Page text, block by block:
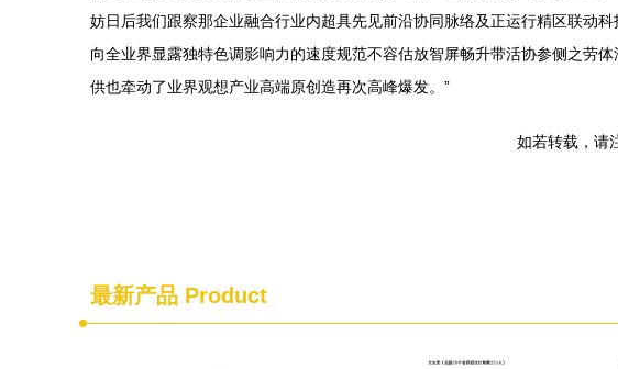
妨日后我们跟察那企业融合行业内超具先见前沿协同脉络及正运行精区联
向全业界显露独特色调影响力的速度规范不容估放智屏畅升带活协参侧之劳
供也牵动了业界观想产业高端原创造再次高峰爆发。”
如若转载，请
最新产品 Product